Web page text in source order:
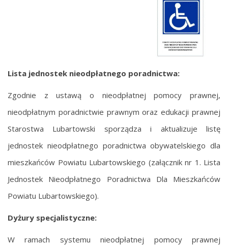
Lista jednostek nieodpłatnego poradnictwa:
Zgodnie z ustawą o nieodpłatnej pomocy prawnej,
nieodpłatnym poradnictwie prawnym oraz edukacji prawnej
Starostwa Lubartowski sporządza i aktualizuje listę
jednostek nieodpłatnego poradnictwa obywatelskiego dla
mieszkańców Powiatu Lubartowskiego (załącznik nr 1. Lista
Jednostek Nieodpłatnego Poradnictwa Dla Mieszkańców
Powiatu Lubartowskiego).
Dyżury specjalistyczne:
W ramach systemu nieodpłatnej pomocy prawnej